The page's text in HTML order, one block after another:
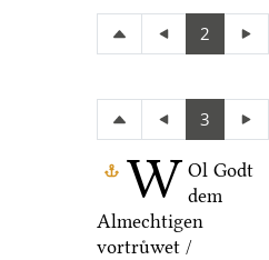
2
3
W Ol Godt
dem
Almechtigen
vortruͤwet /